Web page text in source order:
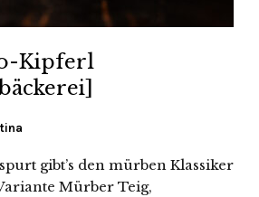
Kipferl
gibt’s den mürben Klassiker
Mürber Teig,